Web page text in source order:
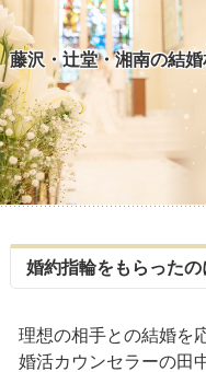
藤沢・辻堂・湘南の結
婚約指輪をもらった
理想の相手との結婚を
婚活カウンセラーの田